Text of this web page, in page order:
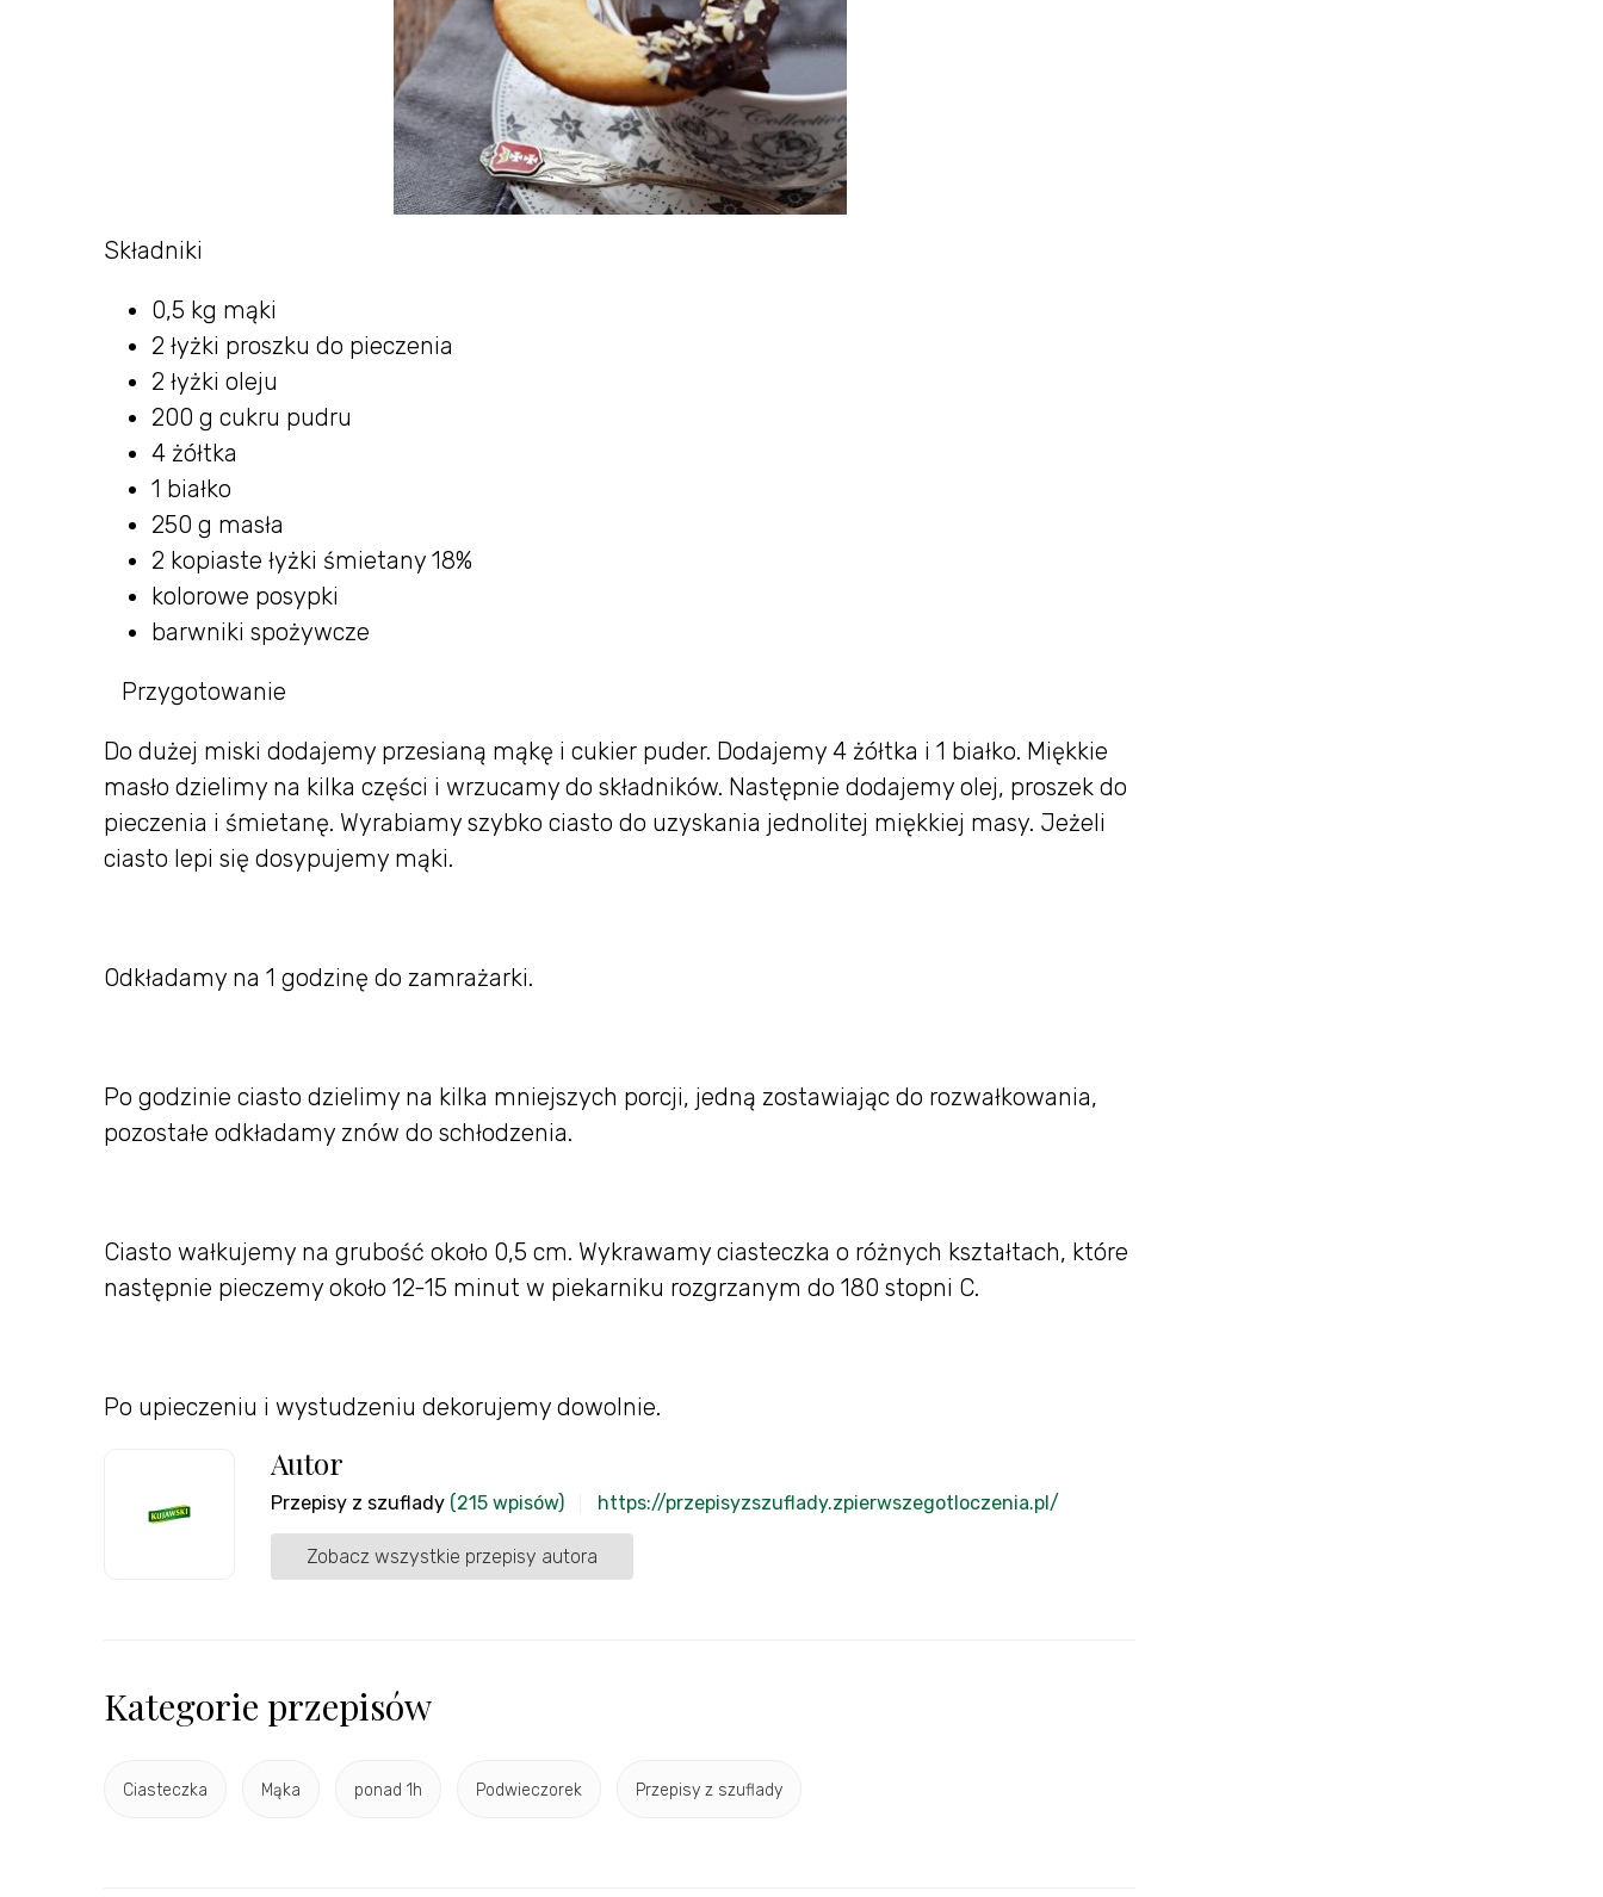
Składniki
0,5 kg mąki
2 łyżki proszku do pieczenia
2 łyżki oleju
200 g cukru pudru
4 żółtka
1 białko
250 g masła
2 kopiaste łyżki śmietany 18%
kolorowe posypki
barwniki spożywcze
Przygotowanie
Do dużej miski dodajemy przesianą mąkę i cukier puder. Dodajemy 4 żółtka i 1 białko. Miękkie
masło dzielimy na kilka części i wrzucamy do składników. Następnie dodajemy olej, proszek do
pieczenia i śmietanę. Wyrabiamy szybko ciasto do uzyskania jednolitej miękkiej masy. Jeżeli
ciasto lepi się dosypujemy mąki.
Odkładamy na 1 godzinę do zamrażarki.
Po godzinie ciasto dzielimy na kilka mniejszych porcji, jedną zostawiając do rozwałkowania,
pozostałe odkładamy znów do schłodzenia.
Ciasto wałkujemy na grubość około 0,5 cm. Wykrawamy ciasteczka o różnych kształtach, które
następnie pieczemy około 12-15 minut w piekarniku rozgrzanym do 180 stopni C.
Po upieczeniu i wystudzeniu dekorujemy dowolnie.
Autor
Przepisy z szuflady (215 wpisów) https://przepisyzszuflady.zpierwszegotloczenia.pl/
Zobacz wszystkie przepisy autora
Kategorie przepisów
Ciasteczka Mąka ponad 1h Podwieczorek Przepisy z szuflady